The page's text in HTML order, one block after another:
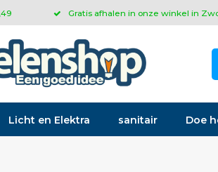
Gratis afhalen in onze winkel in
Licht en Elektra sanitair Doe